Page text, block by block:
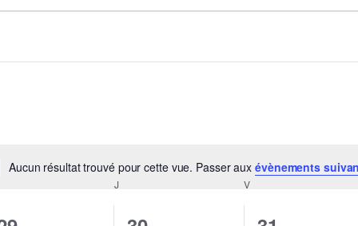
Notice
Aucun résultat trouvé pour cette vue. Passer auxévènements
J V